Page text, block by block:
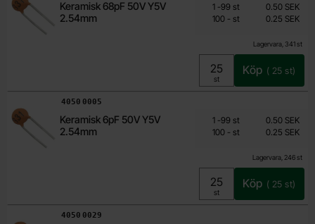
Keramisk 68pF 50V Y5V
2.54mm
Lagervara, 341 st
0.25 SEK
Enhet:
st
Köp ( 25 st)
Mängdrabatt
Antal Pris /st
1 -till
99 st
0.50 SEK
100 - till
st 0.25 SEK
Keramisk 6pF 50V Y5V
2.54mm
Art. nr
4050 0005
Lagervara, 246 st
0.25 SEK
Enhet:
st
Köp ( 25 st)
Mängdrabatt
Antal Pris /st
1 -till
99 st
0.50 SEK
100 - till
st 0.25 SEK
Art. nr
4050 0029